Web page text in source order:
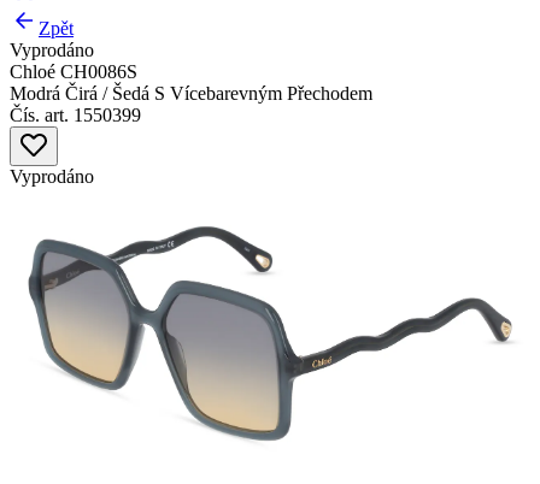
Zpět
Vyprodáno
Chloé CH0086S
Modrá Čirá / Šedá S Vícebarevným Přechodem
Čís. art. 1550399
Vyprodáno